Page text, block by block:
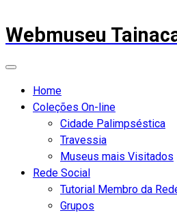
Webmuseu
Home
Coleções On-line
Cidade Palimpséstica
Travessia
Museus mais Visitados
Rede Social
Tutorial Membro da
Grupos